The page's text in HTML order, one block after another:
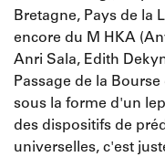
Bretagne, Pays de la
encore du M HKA
Anri Sala, Edith
Passage de la
sous la forme d'un
des dispositifs de
universelles, c'est